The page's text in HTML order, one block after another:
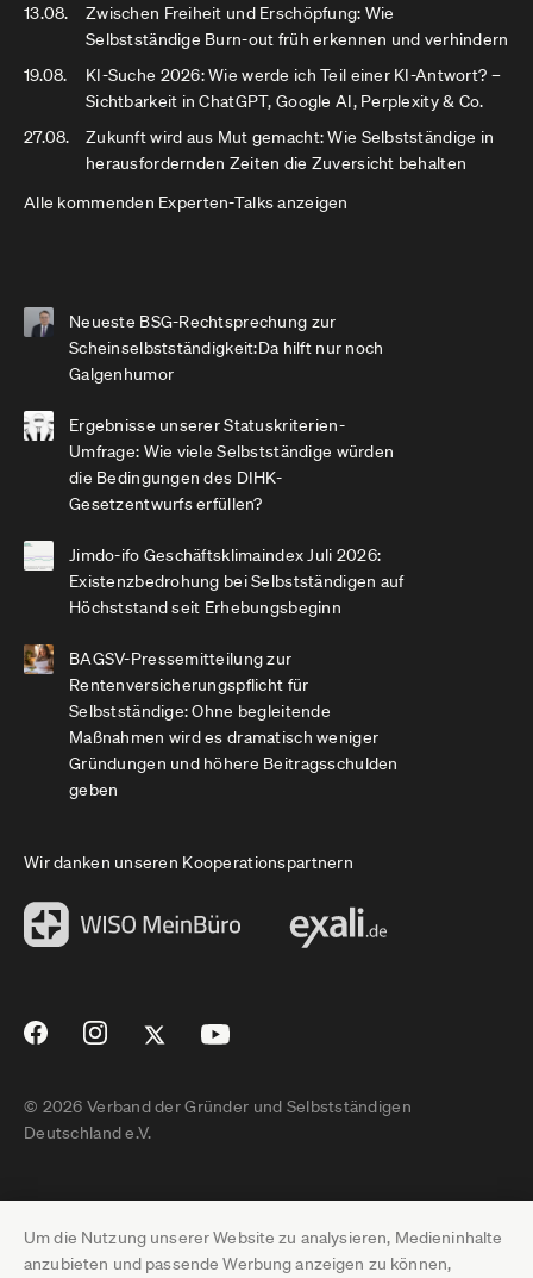
Um die Nutzung unserer Website zu analysieren, Medieninhalte
anzubieten und passende Werbung anzeigen zu können,
13.08.
Zwischen Freiheit und Erschöpfung: Wie
Selbstständige Burn-out früh erkennen und verhindern
19.08.
KI-Suche 2026: Wie werde ich Teil einer KI-Antwort? –
Sichtbarkeit in ChatGPT, Google AI, Perplexity & Co.
27.08.
Zukunft wird aus Mut gemacht: Wie Selbstständige in
herausfordernden Zeiten die Zuversicht behalten
Alle kommenden Experten-Talks anzeigen
Neueste BSG-Rechtsprechung zur
Scheinselbstständigkeit:Da hilft nur noch
Galgenhumor
Ergebnisse unserer Statuskriterien-
Umfrage: Wie viele Selbstständige würden
die Bedingungen des DIHK-
Gesetzentwurfs erfüllen?
Jimdo-ifo Geschäftsklimaindex Juli 2026:
Existenzbedrohung bei Selbstständigen auf
Höchststand seit Erhebungsbeginn
BAGSV-Pressemitteilung zur
Rentenversicherungspflicht für
Selbstständige: Ohne begleitende
Maßnahmen wird es dramatisch weniger
Gründungen und höhere Beitragsschulden
geben
Wir danken unseren Kooperationspartnern
© 2026 Verband der Gründer und Selbstständigen
Deutschland e.V.
Impressum
Datenschutz